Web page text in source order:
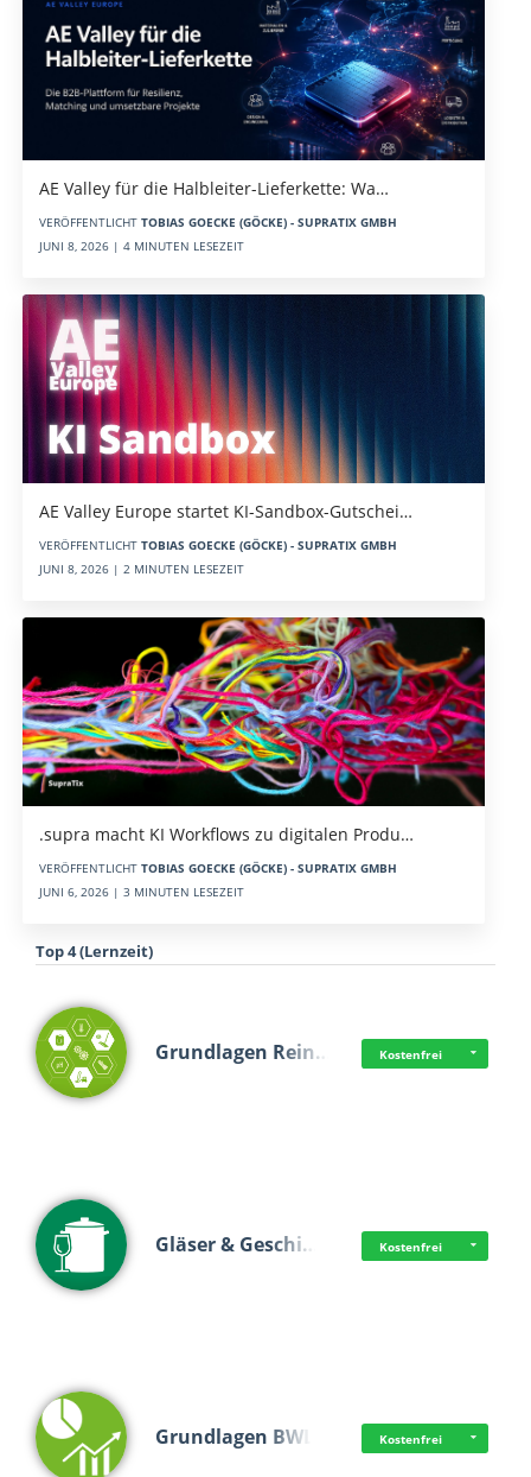
AE Valley für die Halbleiter-Lieferkette: Wa…
VERÖFFENTLICHT TOBIAS GOECKE (GÖCKE) - SUPRATIX GMBH
JUNI 8, 2026 | 4 MINUTEN LESEZEIT
AE Valley Europe startet KI-Sandbox-Gutschei…
VERÖFFENTLICHT TOBIAS GOECKE (GÖCKE) - SUPRATIX GMBH
JUNI 8, 2026 | 2 MINUTEN LESEZEIT
.supra macht KI Workflows zu digitalen Produ…
VERÖFFENTLICHT TOBIAS GOECKE (GÖCKE) - SUPRATIX GMBH
JUNI 6, 2026 | 3 MINUTEN LESEZEIT
Top 4 (Lernzeit)
Grundlagen Rein… Kostenfrei
Gläser & Geschi… Kostenfrei
Grundlagen BWL Kostenfrei